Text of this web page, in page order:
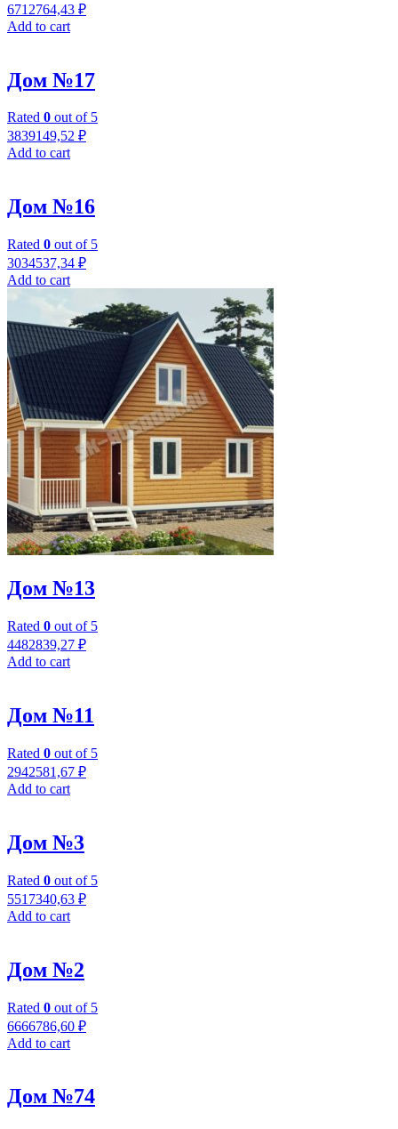
6712764,43 ₽
Add to cart
Дом №17
Rated 0 out of 5
3839149,52 ₽
Add to cart
Дом №16
Rated 0 out of 5
3034537,34 ₽
Add to cart
Дом №13
Rated 0 out of 5
4482839,27 ₽
Add to cart
Дом №11
Rated 0 out of 5
2942581,67 ₽
Add to cart
Дом №3
Rated 0 out of 5
5517340,63 ₽
Add to cart
Дом №2
Rated 0 out of 5
6666786,60 ₽
Add to cart
Дом №74